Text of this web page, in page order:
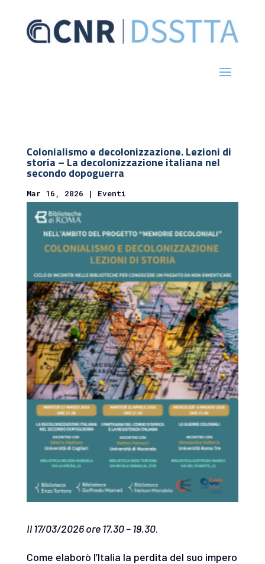
Colonialismo e decolonizzazione. Lezioni di
storia – La decolonizzazione italiana nel
secondo dopoguerra
Mar 16, 2026 | Eventi
Il 17/03/2026 ore 17.30 – 19.30.
Come elaborò l’Italia la perdita del suo impero